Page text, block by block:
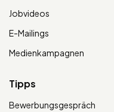
Jobvideos
E-Mailings
Medienkampagnen
Tipps
Bewerbungsgespräch